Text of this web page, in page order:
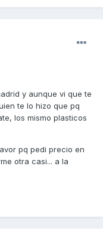
y aunque vi que te
te lo hizo que pq
los mismo plasticos
pq pedi precio en
otra casi... a la